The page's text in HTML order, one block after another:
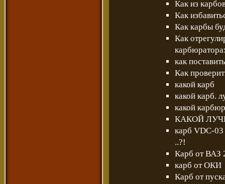
Как из
Как
Как карбы
Как
как
Как
какой карб
какой карб.
какой
КАКОЙ
карб VDC-03
..?!
Карб от ВАЗ
карб от ОКИ
Карб от